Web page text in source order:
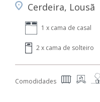
Cerdeira, Lousã
1 x cama de casal
2 x cama de solteiro
Comodidades